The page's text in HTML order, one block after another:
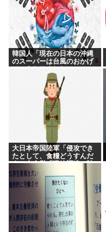
韓国人「現在の日本の沖縄
のスーパーは台風のおかげ
でこうなりました」
大日本帝国陸軍「侵攻でき
たとして、食糧どうすんだ
よ」大本営「現地調達」陸
軍「え？」